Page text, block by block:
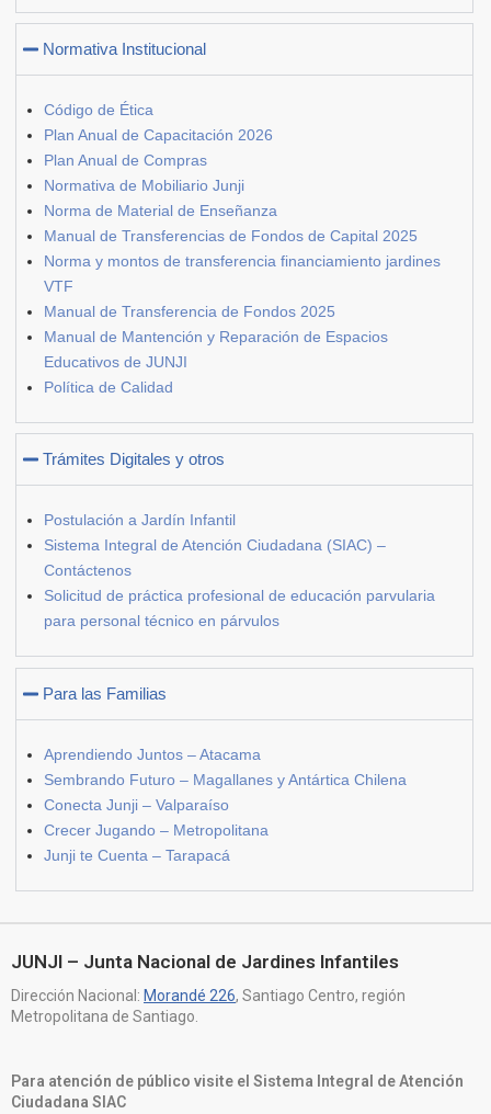
Normativa Institucional
Código de Ética
Plan Anual de Capacitación 2026
Plan Anual de Compras
Normativa de Mobiliario Junji
Norma de Material de Enseñanza
Manual de Transferencias de Fondos de Capital 2025
Norma y montos de transferencia financiamiento jardines
VTF
Manual de Transferencia de Fondos 2025
Manual de Mantención y Reparación de Espacios
Educativos de JUNJI
Política de Calidad
Trámites Digitales y otros
Postulación a Jardín Infantil
Sistema Integral de Atención Ciudadana (SIAC) –
Contáctenos
Solicitud de práctica profesional de educación parvularia
para personal técnico en párvulos
Para las Familias
Aprendiendo Juntos – Atacama
Sembrando Futuro – Magallanes y Antártica Chilena
Conecta Junji – Valparaíso
Crecer Jugando – Metropolitana
Junji te Cuenta – Tarapacá
JUNJI – Junta Nacional de Jardines Infantiles
Dirección Nacional: Morandé 226, Santiago Centro, región
Metropolitana de Santiago.
Para atención de público visite el Sistema Integral de Atención
Ciudadana SIAC